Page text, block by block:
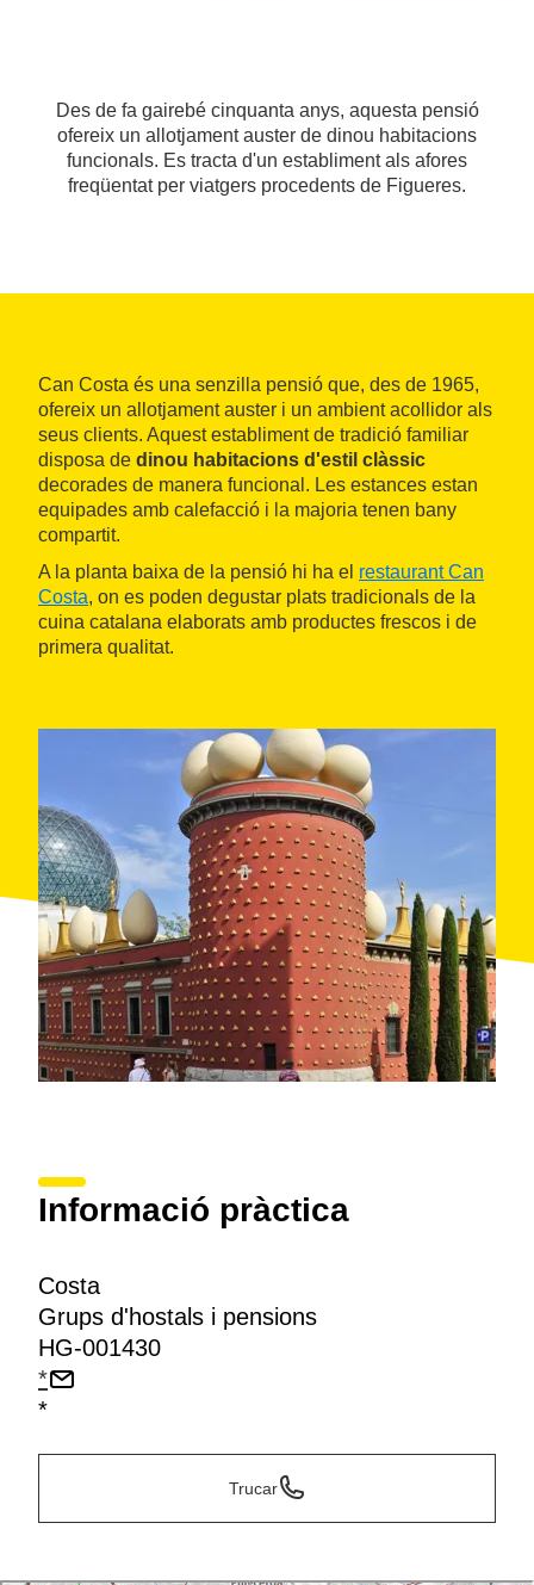
Des de fa gairebé cinquanta anys, aquesta pensió
ofereix un allotjament auster de dinou habitacions
funcionals. Es tracta d'un establiment als afores
freqüentat per viatgers procedents de Figueres.
Can Costa és una senzilla pensió que, des de 1965,
ofereix un allotjament auster i un ambient acollidor als
seus clients. Aquest establiment de tradició familiar
disposa de dinou habitacions d'estil clàssic
decorades de manera funcional. Les estances estan
equipades amb calefacció i la majoria tenen bany
compartit.
A la planta baixa de la pensió hi ha el restaurant Can
Costa, on es poden degustar plats tradicionals de la
cuina catalana elaborats amb productes frescos i de
primera qualitat.
Informació pràctica
Costa
Grups d'hostals i pensions
HG-001430
*
*
Trucar